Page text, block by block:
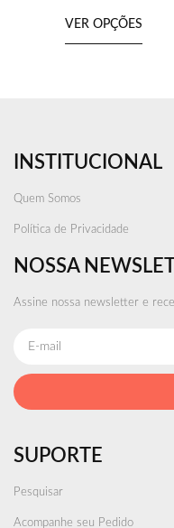
VER OPÇÕES
INSTITUCIONAL
Quem Somos
Política de Privacidade
NOSSA
Assine nossa newsletter e
SUPORTE
Pesquisar
Acompanhe seu Pedido